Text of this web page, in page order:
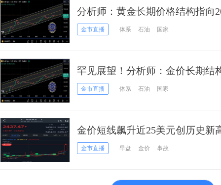
分析师：黄金长期价格结构指向
金市直播 体系 石油 国家
罕见展望！分析师：金价长期结
霸主地位将很快被推翻”
金市直播 体系 石油 国家
金价短线飙升近25美元创历史新
亿美元 美媒称伊朗总统已经遇难
金市直播 早盘 金价 事故